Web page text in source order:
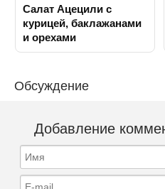
Салат Ацецили с
курицей, баклажанами
и орехами
Обсуждение
Добавление
Имя
E-mail